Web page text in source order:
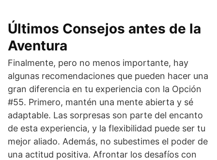
Últimos Consejos antes de la
Aventura
Finalmente, pero no menos importante, hay
algunas recomendaciones que pueden hacer una
gran diferencia en tu experiencia con la Opción
#55. Primero, mantén una mente abierta y sé
adaptable. Las sorpresas son parte del encanto
de esta experiencia, y la flexibilidad puede ser tu
mejor aliado. Además, no subestimes el poder de
una actitud positiva. Afrontar los desafíos con